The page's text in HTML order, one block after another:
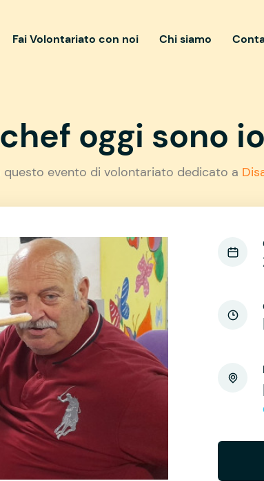
Fai Volontariato con noi Chi siamo
oggi sono
questo evento di volontariato dedicato a